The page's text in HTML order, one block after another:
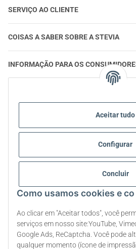
Aceitar tudo
Configurar
Concluir
Como usamos cookies e co
Ao clicar em "Aceitar todos", você
serviços em nosso site:YouTube,
Google Ads, ReCaptcha. Você pode
qualquer momento (ícone de
SERVIÇO AO CLIENTE
COISAS A SABER SOBRE A STEVIA
INFORMAÇÃO PARA OS
STEVIA | PERGUNTAS E RESPOSTAS
STEVIA INFORMAÇÃO SOBRE
Rescindir o